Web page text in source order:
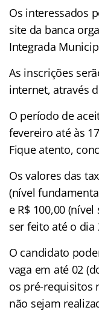
Os interessados
site da banca
Integrada
As inscrições
internet, através
O período de
fevereiro até às
Fique atento,
Os valores das
(nível
e R$ 100,00
ser feito até o dia
O candidato
vaga em até 02
os pré-requisitos
não sejam